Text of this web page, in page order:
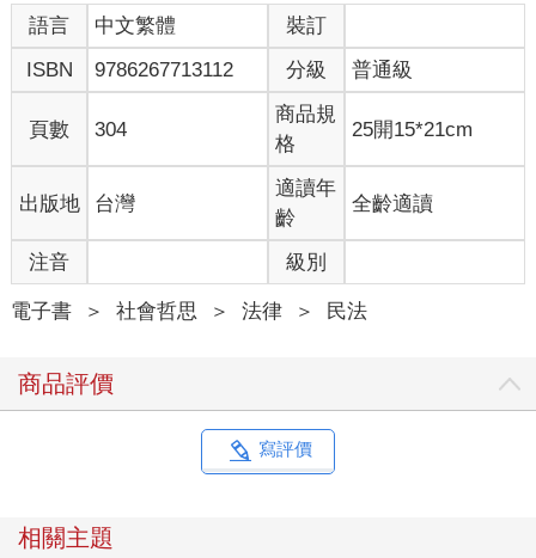
不量力，所以我只選擇個人擅長的部分，透過傾聽、同理心，以
帶入感的敘事方式，簡述與陳述事件，幫助讀者從故事裡看到自
己可能也正在經歷的事。
我真心覺得，這是我為人喉舌的一次機會，並試著讓一些人間真
相在形成新聞事件、法律糾紛之前，還能來得及獲得拆雷避險的
至於我不擅長的部分，當然是交給專業。
這本書的另一位作者—李永然律師，是我任職報社時的法律顧
問，在法律層面，我是無知一方，他是有智之師，我們合著此書
目的相同：要為受苦的家事案例當事人找到可行依據。
我相信很多市井小民都迫切需要法律進修。藉由文字，李律師對
著手寫作之後，我感覺到李律師有些為難，因為很多當事人的法
律認知過度薄弱，單篇案例裡難免出現矛盾跟不合邏輯的行為情
節，他都不好意思修改……。
我敬覆李律師：這些尋常人家照事實陳述的故事，就是需要請李
外重要。這本書期待完成的社會責任，就是「協助或糾正個案當
語言 中文繁體
裝訂
ISBN
9786267713112 分級 普通級
頁數 304
商品規
格
25開15*21cm
出版地 台灣
適讀年
齡
全齡適讀
注音 級別
電子書 ＞ 社會哲思 ＞ 法律 ＞ 民法
商品評價
寫評價
相關主題